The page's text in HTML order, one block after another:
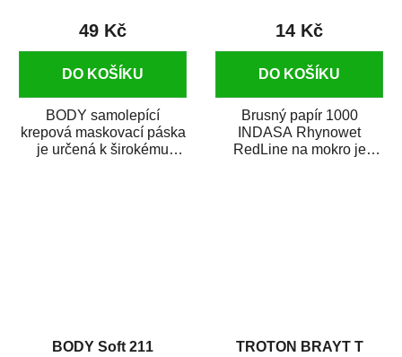
49 Kč
DO KOŠÍKU
BODY samolepící
krepová maskovací páska
je určená k širokému
14 Kč
DO KOŠÍKU
Brusný papír 1000
INDASA Rhynowet
RedLine na mokro je
BODY Soft 211
TROTON BRAYT T